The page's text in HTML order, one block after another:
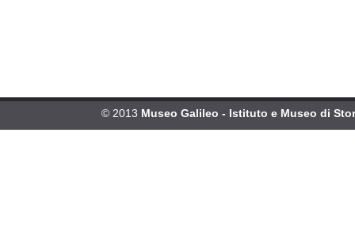
© 2013 Museo Galileo - Istituto e Museo di